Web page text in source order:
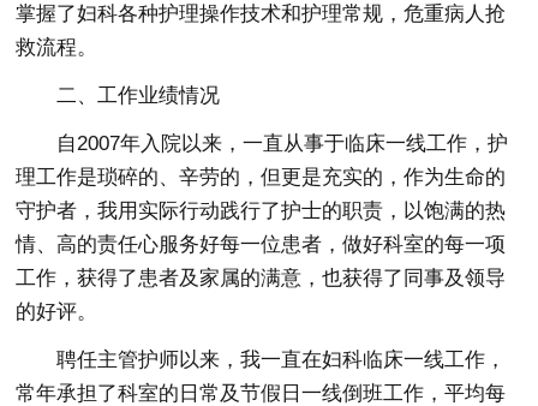
掌握了妇科各种护理操作技术和护理常规，危重病人抢
救流程。
二、工作业绩情况
自2007年入院以来，一直从事于临床一线工作，护
理工作是琐碎的、辛劳的，但更是充实的，作为生命的
守护者，我用实际行动践行了护士的职责，以饱满的热
情、高的责任心服务好每一位患者，做好科室的每一项
工作，获得了患者及家属的满意，也获得了同事及领导
的好评。
聘任主管护师以来，我一直在妇科临床一线工作，
常年承担了科室的日常及节假日一线倒班工作，平均每